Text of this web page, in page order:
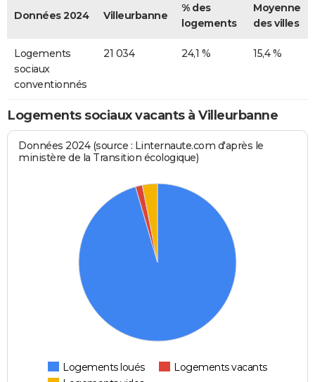
Données 2024 Villeurbanne
% des
logements
Moyenne
des villes
Logements
sociaux
conventionnés
21 034 24,1 % 15,4 %
Logements sociaux vacants à Villeurbanne
Données 2024 (source : Linternaute.com d'après le
ministère de la Transition écologique)
Logements loués
Logements vacants